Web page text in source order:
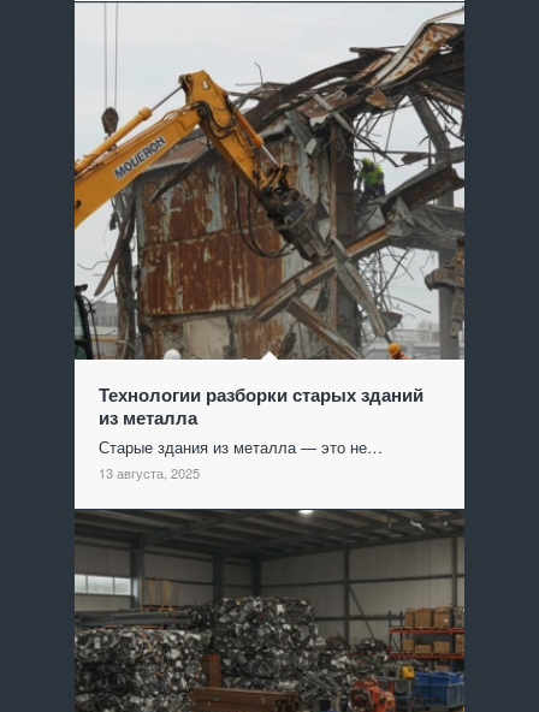
Технологии разборки старых зданий
из металла
Старые здания из металла — это не…
13 августа, 2025